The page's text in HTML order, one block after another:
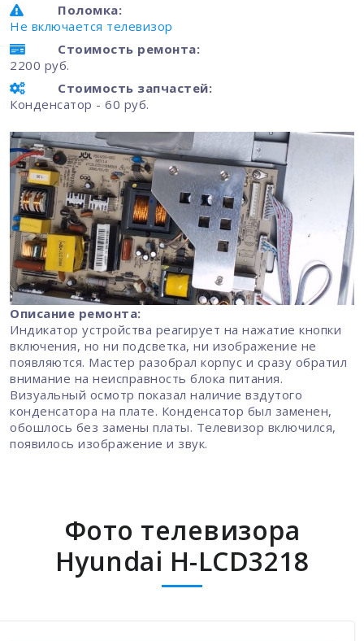
Поломка:
Не включается телевизор
Стоимость ремонта:
2200 руб.
Стоимость запчастей:
Конденсатор - 60 руб.
Описание ремонта:
Индикатор устройства реагирует на нажатие кнопки
включения, но ни подсветка, ни изображение не
появляются. Мастер разобрал корпус и сразу обратил
внимание на неисправность блока питания.
Визуальный осмотр показал наличие вздутого
конденсатора на плате. Конденсатор был заменен,
обошлось без замены платы. Телевизор включился,
появилось изображение и звук.
Фото телевизора
Hyundai H-LCD3218